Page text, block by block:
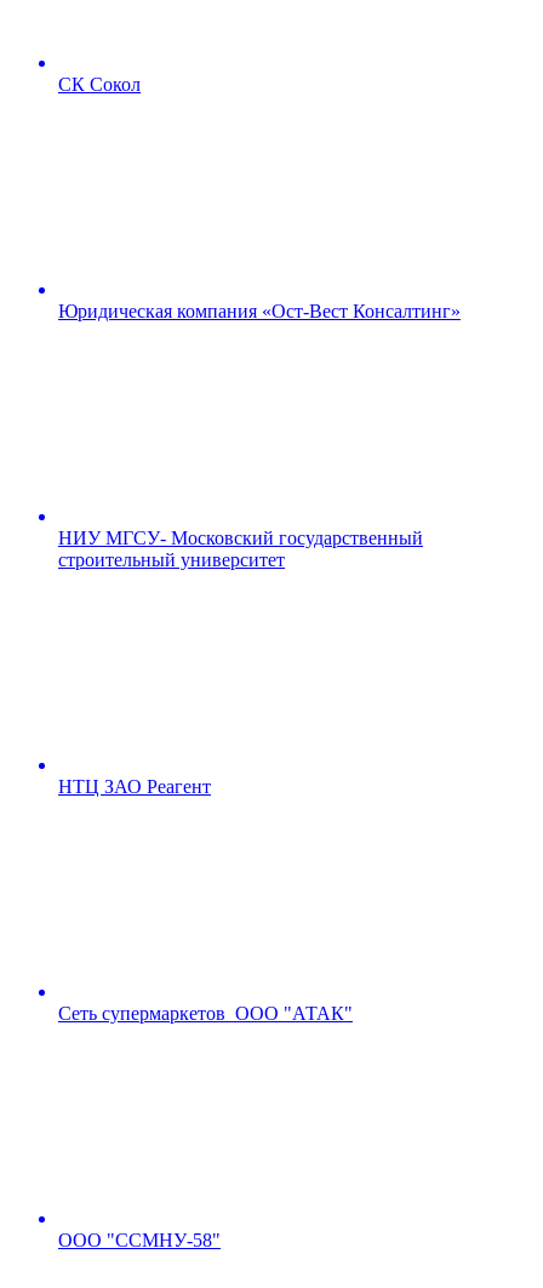
СК Сокол
Юридическая компания «Ост-Вест Консалтинг»
НИУ МГСУ- Московский государственный
строительный университет
НТЦ ЗАО Реагент
Сеть супермаркетов ООО "АТАК"
ООО "ССМНУ-58"